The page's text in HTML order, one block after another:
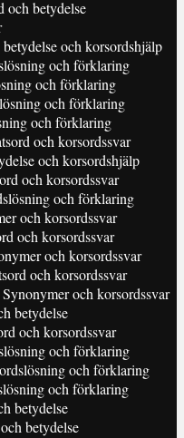
och betydelse
och korsordshjälp
och förklaring
och förklaring
och förklaring
och förklaring
och korsordssvar
och korsordshjälp
och korsordssvar
och förklaring
och korsordssvar
och korsordssvar
och korsordssvar
och korsordssvar
och korsordssvar
betydelse
och korsordssvar
och förklaring
och förklaring
och förklaring
betydelse
betydelse